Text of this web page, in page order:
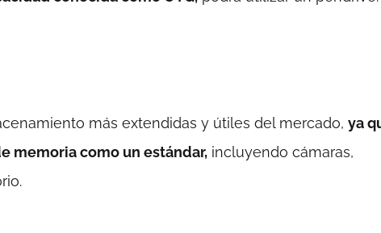
más extendidas y útiles del mercado, ya
memoria como un estándar, incluyendo cámaras,